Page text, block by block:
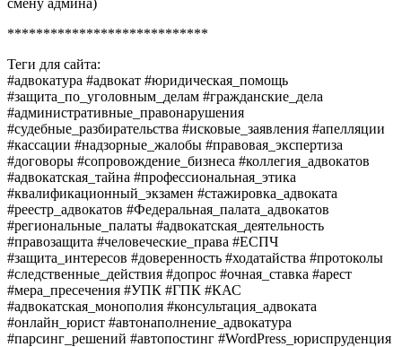
****************************
Теги для сайта:
#адвокатура #адвокат #юридическая_помощь
#защита_по_уголовным_делам #гражданские_дела
#административные_правонарушения
#судебные_разбирательства #исковые_заявления #апелляции
#кассации #надзорные_жалобы #правовая_экспертиза
#договоры #сопровождение_бизнеса #коллегия_адвокатов
#адвокатская_тайна #профессиональная_этика
#квалификационный_экзамен #стажировка_адвоката
#реестр_адвокатов #Федеральная_палата_адвокатов
#региональные_палаты #адвокатская_деятельность
#правозащита #человеческие_права #ЕСПЧ
#защита_интересов #доверенность #ходатайства #протоколы
#следственные_действия #допрос #очная_ставка #арест
#мера_пресечения #УПК #ГПК #КАС
#адвокатская_монополия #консультация_адвоката
#онлайн_юрист #автонаполнение_адвокатура
#парсинг_решений #автопостинг #WordPress_юриспруденция